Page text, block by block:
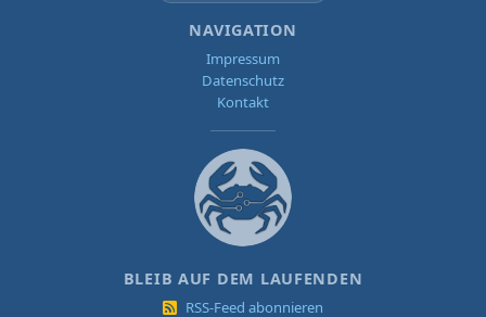
NAVIGATION
Impressum
Datenschutz
Kontakt
BLEIB AUF DEM LAUFENDEN
RSS-Feed abonnieren